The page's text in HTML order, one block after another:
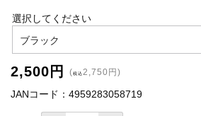
選択してください
2,500円 (税込 2,750円)
JANコード：4959283058719